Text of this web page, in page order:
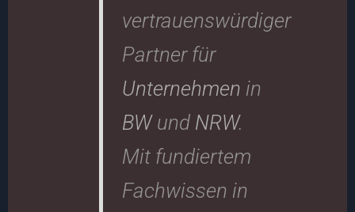
vertrauenswürdiger
Partner für
Unternehmen in
BWund NRW.
Mit fundiertem
Fachwissen in